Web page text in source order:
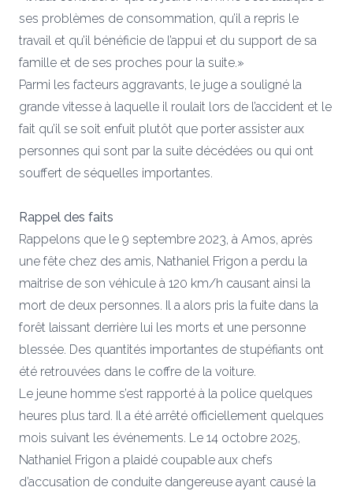
ses problèmes de consommation, qu’il a repris le
travail et qu’il bénéficie de l’appui et du support de sa
famille et de ses proches pour la suite.»
Parmi les facteurs aggravants, le juge a souligné la
grande vitesse à laquelle il roulait lors de l’accident et le
fait qu’il se soit enfuit plutôt que porter assister aux
personnes qui sont par la suite décédées ou qui ont
souffert de séquelles importantes.
Rappel des faits
Rappelons que le 9 septembre 2023, à Amos, après
une fête chez des amis, Nathaniel Frigon a perdu la
maitrise de son véhicule à 120 km/h causant ainsi la
mort de deux personnes. Il a alors pris la fuite dans la
forêt laissant derrière lui les morts et une personne
blessée. Des quantités importantes de stupéfiants ont
été retrouvées dans le coffre de la voiture.
Le jeune homme s’est rapporté à la police quelques
heures plus tard. Il a été arrêté officiellement quelques
mois suivant les événements. Le 14 octobre 2025,
Nathaniel Frigon a plaidé coupable aux chefs
d’accusation de conduite dangereuse ayant causé la